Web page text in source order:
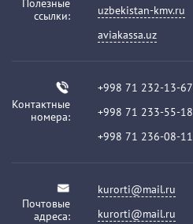
Полезные
ссылки:
uzbekistan-kmv.ru
aviakassa.uz
Контактные
номера:
+998 71 232-13-67
+998 71 233-55-18
+998 71 236-08-11
Почтовые
адреса:
kurorti@mail.ru
kurorti@mail.ru